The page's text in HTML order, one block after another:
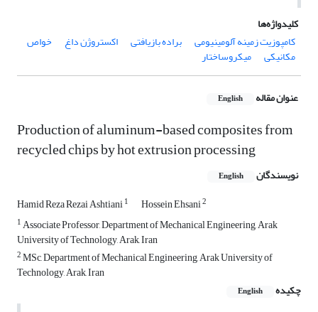
کلیدواژه‌ها
کامپوزیت زمینه آلومینیومی
براده بازیافتی اکستروژن داغ خواص
مکانیکی میکروساختار
عنوان مقاله English
Production of aluminum-based composites from
recycled chips by hot extrusion processing
نویسندگان English
Hamid Reza Rezai Ashtiani1 Hossein Ehsani2
1Associate Professor, Department of Mechanical Engineering, Arak
University of Technology, Arak, Iran
2MSc, Department of Mechanical Engineering, Arak University of
Technology, Arak, Iran
چکیده
English